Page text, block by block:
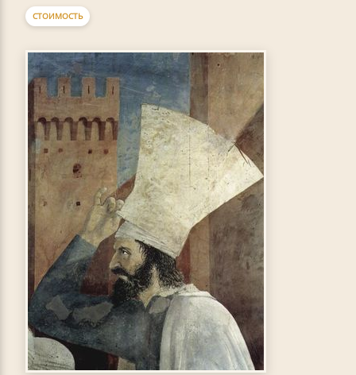
СТОИМОСТЬ